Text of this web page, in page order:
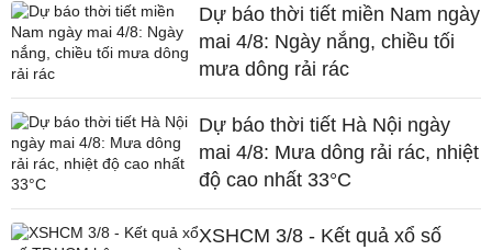
Dự báo thời tiết miền Nam ngày
mai 4/8: Ngày nắng, chiều tối
mưa dông rải rác
Dự báo thời tiết Hà Nội ngày
mai 4/8: Mưa dông rải rác, nhiệt
độ cao nhất 33°C
XSHCM 3/8 - Kết quả xổ số